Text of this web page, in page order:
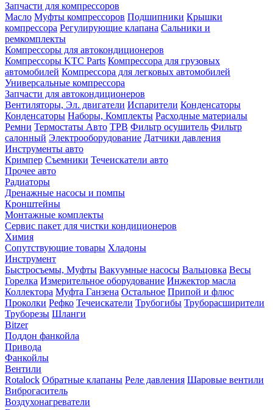
Запчасти для компрессоров
Масло Муфты компрессоров Подшипники Крышки
компрессора Регулирующие клапана Сальники и
ремкомплекты
Компрессоры для автокондиционеров
Компрессоры KTC Parts Компрессора для грузовых
автомобилей Компрессора для легковых автомобилей
Универсальные компрессора
Запчасти для автокондиционеров
Вентиляторы, Эл. двигатели Испарители Конденсаторы
Конденсаторы Наборы, Комплекты Расходные материалы
Ремни Термостаты Авто ТРВ Фильтр осушитель Фильтр
салонный Электрооборудование Датчики давления
Инструменты авто
Кримпер Съемники Течеискатели авто
Прочее авто
Радиаторы
Дренажные насосы и помпы
Кронштейны
Монтажные комплекты
Сервис пакет для чистки кондиционеров
Химия
Сопутствующие товары Хладоны
Инструмент
Быстросъемы, Муфты Вакуумные насосы Вальцовка Весы
Горелка Измерительное оборудование Инжектор масла
Коллектора Муфта Ганзена Остальное Припой и флюс
Проколки Рефко Течеискатели Трубогибы Труборасширители
Труборезы Шланги
Bitzer
Поддон фанкойла
Привода
Фанкойлы
Вентили
Rotalock Обратные клапаны Реле давления Шаровые вентили
Виброгаситель
Воздухонагреватели